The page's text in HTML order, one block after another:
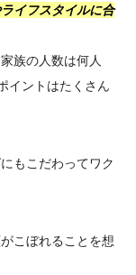
イフスタイルに合
族の人数は何人
イントはたくさん
もこだわってワク
こぼれることを想